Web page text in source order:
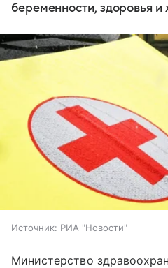
беременности, здоровья
Источник: РИА "Новости"
Министерство